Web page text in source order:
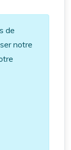
de
notre